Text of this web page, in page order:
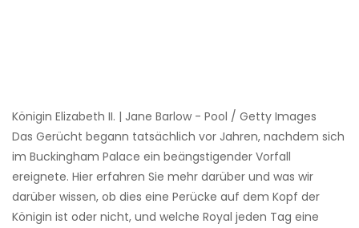
Königin Elizabeth II. | Jane Barlow - Pool / Getty Images
Das Gerücht begann tatsächlich vor Jahren, nachdem sich
im Buckingham Palace ein beängstigender Vorfall
ereignete. Hier erfahren Sie mehr darüber und was wir
darüber wissen, ob dies eine Perücke auf dem Kopf der
Königin ist oder nicht, und welche Royal jeden Tag eine